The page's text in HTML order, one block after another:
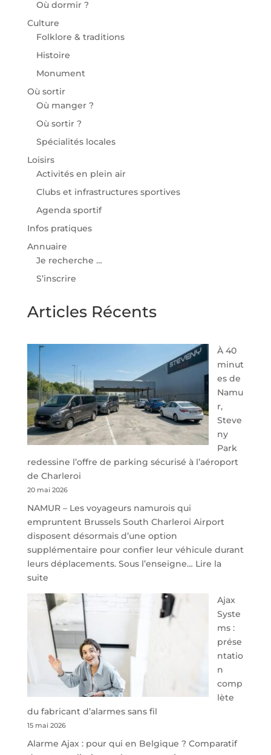
Où dormir ?
Culture
Folklore & traditions
Histoire
Monument
Où sortir
Où manger ?
Où sortir ?
Spécialités locales
Loisirs
Activités en plein air
Clubs et infrastructures sportives
Agenda sportif
Infos pratiques
Annuaire
Je recherche …
S’inscrire
Articles Récents
À 40
minut
es de
Namu
r,
Steve
ny
Park
redessine l’offre de parking sécurisé à l’aéroport
de Charleroi
20 mai 2026
NAMUR – Les voyageurs namurois qui
empruntent Brussels South Charleroi Airport
disposent désormais d’une option
supplémentaire pour confier leur véhicule durant
leurs déplacements. Sous l’enseigne… Lire la
suite:
À
40
minutes
de
Namur,
Steveny
Park
redessine
de
parking
sécurisé
Ajax
Syste
ms :
prése
ntatio
n
comp
lète
du fabricant d’alarmes sans fil
15 mai 2026
Alarme Ajax : pour qui en Belgique ? Comparatif